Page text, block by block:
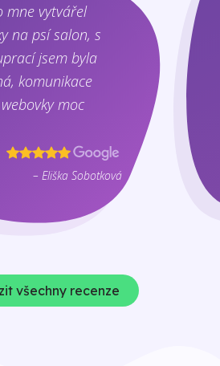
mne vytvářel
na psí salon, s
jsem byla
komunikace
moc
– Eliška Sobotková
všechny recenze